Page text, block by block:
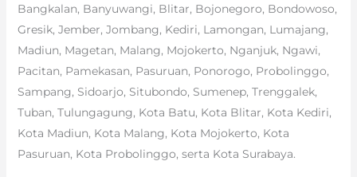
Bangkalan, Banyuwangi, Blitar, Bojonegoro, Bondowoso,
Gresik, Jember, Jombang, Kediri, Lamongan, Lumajang,
Madiun, Magetan, Malang, Mojokerto, Nganjuk, Ngawi,
Pacitan, Pamekasan, Pasuruan, Ponorogo, Probolinggo,
Sampang, Sidoarjo, Situbondo, Sumenep, Trenggalek,
Tuban, Tulungagung, Kota Batu, Kota Blitar, Kota Kediri,
Kota Madiun, Kota Malang, Kota Mojokerto, Kota
Pasuruan, Kota Probolinggo, serta Kota Surabaya.